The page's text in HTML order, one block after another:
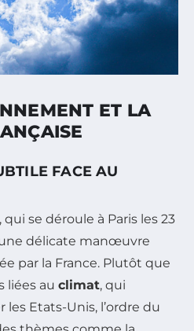
ET LA
FACE AU
, qui se déroule à Paris les 23
délicate manœuvre
par la France. Plutôt que
liées au climat, qui
Etats-Unis, l’ordre du